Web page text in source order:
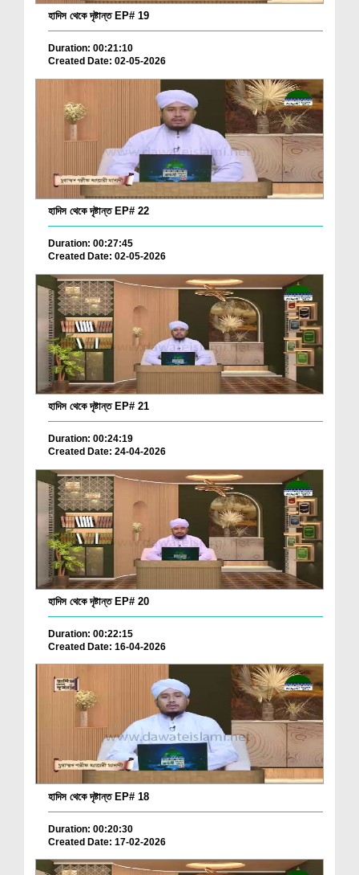
হাদিস থেকে দৃষ্টান্ত EP# 19
Duration: 00:21:10
Created Date: 02-05-2026
হাদিস থেকে দৃষ্টান্ত EP# 22
Duration: 00:27:45
Created Date: 02-05-2026
হাদিস থেকে দৃষ্টান্ত EP# 21
Duration: 00:24:19
Created Date: 24-04-2026
হাদিস থেকে দৃষ্টান্ত EP# 20
Duration: 00:22:15
Created Date: 16-04-2026
হাদিস থেকে দৃষ্টান্ত EP# 18
Duration: 00:20:30
Created Date: 17-02-2026